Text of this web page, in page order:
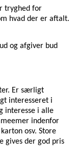
tryghed for
hvad der er aftalt.
og afgiver bud
Er særligt
interesseret i
interesse i alle
indenfor
osv. Store
gives der god pris